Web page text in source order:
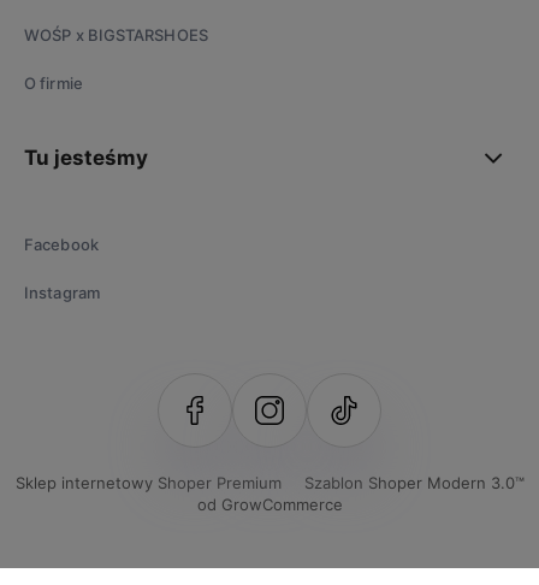
WOŚP x BIGSTARSHOES
O firmie
Tu jesteśmy
Facebook
Instagram
Sklep internetowy Shoper Premium
Szablon Shoper Modern 3.0™
od GrowCommerce